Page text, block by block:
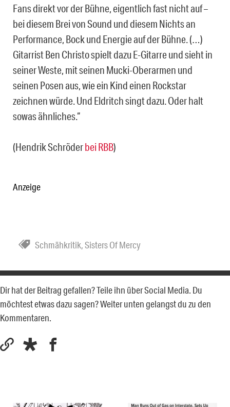
Fans direkt vor der Bühne, eigentlich fast nicht auf –
bei diesem Brei von Sound und diesem Nichts an
Performance, Bock und Energie auf der Bühne. (…)
Gitarrist Ben Christo spielt dazu E-Gitarre und sieht in
seiner Weste, mit seinen Mucki-Oberarmen und
seinen Posen aus, wie ein Kind einen Rockstar
zeichnen würde. Und Eldritch singt dazu. Oder halt
sowas ähnliches.“
(Hendrik Schröderbei RBB)
Anzeige
Schmähkritik,Sisters Of Mercy
Dir hat der Beitrag gefallen? Teile ihn über Social Media. Du
möchtest etwas dazu sagen? Weiter unten gelangst du zu den
Kommentaren.